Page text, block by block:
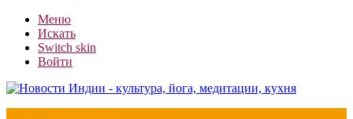
Меню
Искать
Switch skin
Войти